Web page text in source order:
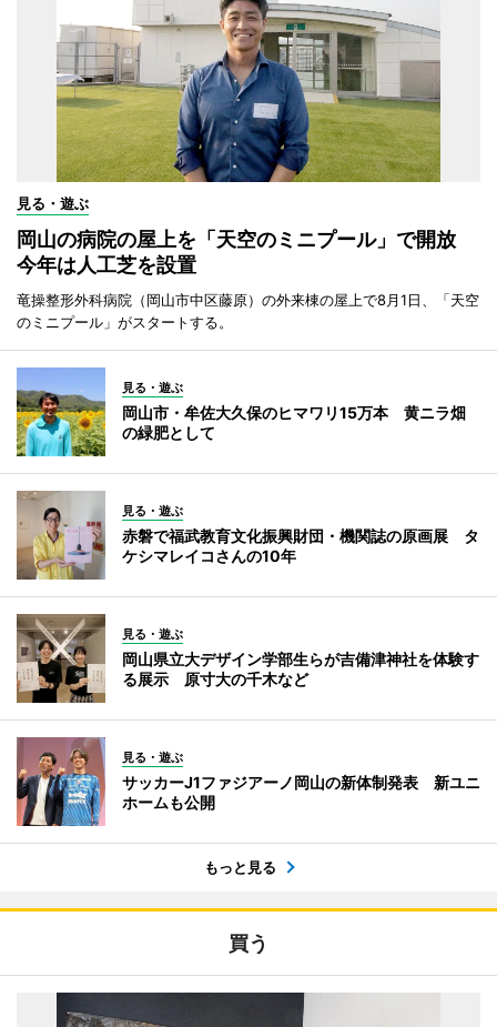
見る・遊ぶ
岡山の病院の屋上を「天空のミニプール」で開放
今年は人工芝を設置
竜操整形外科病院（岡山市中区藤原）の外来棟の屋上で8月1日、「天空
のミニプール」がスタートする。
見る・遊ぶ
岡山市・牟佐大久保のヒマワリ15万本 黄ニラ畑
の緑肥として
見る・遊ぶ
赤磐で福武教育文化振興財団・機関誌の原画展 タ
ケシマレイコさんの10年
見る・遊ぶ
岡山県立大デザイン学部生らが吉備津神社を体験す
る展示 原寸大の千木など
見る・遊ぶ
サッカーJ1ファジアーノ岡山の新体制発表 新ユニ
ホームも公開
もっと見る
買う